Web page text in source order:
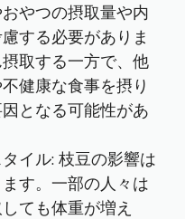
やつの摂取量や内
する必要がありま
取する一方で、他
健康な食事を摂り
となる可能性があ
イル: 枝豆の影響は
す。一部の人々は
ても体重が増え